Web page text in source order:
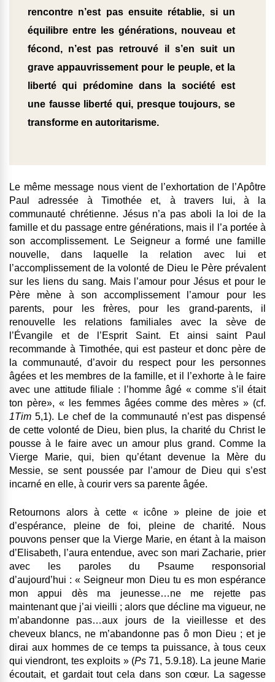
rencontre n’est pas ensuite rétablie, si un
équilibre entre les générations, nouveau et
fécond, n’est pas retrouvé il s’en suit un
grave appauvrissement pour le peuple, et la
liberté qui prédomine dans la société est
une fausse liberté qui, presque toujours, se
transforme en autoritarisme.
Le même message nous vient de l’exhortation de l’Apôtre
Paul adressée à Timothée et, à travers lui, à la
communauté chrétienne. Jésus n’a pas aboli la loi de la
famille et du passage entre générations, mais il l’a portée à
son accomplissement. Le Seigneur a formé une famille
nouvelle, dans laquelle la relation avec lui et
l’accomplissement de la volonté de Dieu le Père prévalent
sur les liens du sang. Mais l’amour pour Jésus et pour le
Père mène à son accomplissement l’amour pour les
parents, pour les frères, pour les grand-parents, il
renouvelle les relations familiales avec la sève de
l’Évangile et de l’Esprit Saint. Et ainsi saint Paul
recommande à Timothée, qui est pasteur et donc père de
la communauté, d’avoir du respect pour les personnes
âgées et les membres de la famille, et il l’exhorte à le faire
avec une attitude filiale : l’homme âgé « comme s’il était
ton père», « les femmes âgées comme des mères » (cf.
1Tim 5,1). Le chef de la communauté n’est pas dispensé
de cette volonté de Dieu, bien plus, la charité du Christ le
pousse à le faire avec un amour plus grand. Comme la
Vierge Marie, qui, bien qu’étant devenue la Mère du
Messie, se sent poussée par l’amour de Dieu qui s’est
incarné en elle, à courir vers sa parente âgée.
Retournons alors à cette « icône » pleine de joie et
d’espérance, pleine de foi, pleine de charité. Nous
pouvons penser que la Vierge Marie, en étant à la maison
d’Elisabeth, l’aura entendue, avec son mari Zacharie, prier
avec les paroles du Psaume responsorial
d’aujourd’hui : « Seigneur mon Dieu tu es mon espérance
mon appui dès ma jeunesse…ne me rejette pas
maintenant que j’ai vieilli ; alors que décline ma vigueur, ne
m’abandonne pas…aux jours de la vieillesse et des
cheveux blancs, ne m’abandonne pas ô mon Dieu ; et je
dirai aux hommes de ce temps ta puissance, à tous ceux
qui viendront, tes exploits » (Ps 71, 5.9.18). La jeune Marie
écoutait, et gardait tout cela dans son cœur. La sagesse